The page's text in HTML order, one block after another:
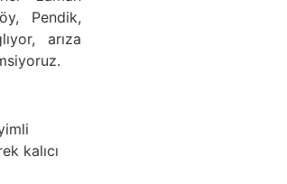
Pendik,
arıza
kalıcı